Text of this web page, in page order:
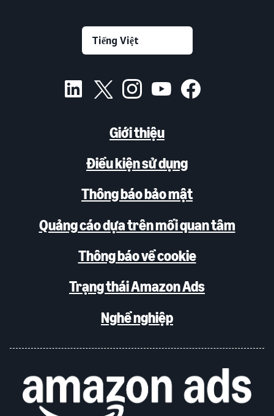
Giới thiệu
Điều kiện sử dụng
Thông báo bảo mật
Quảng cáo dựa trên mối quan tâm
Thông báo về cookie
Trạng thái Amazon Ads
Nghề nghiệp